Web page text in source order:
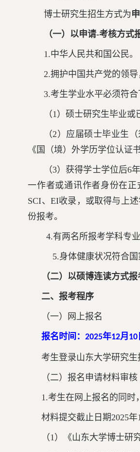
博士研究生招生方式为
（一）以申请-考核方式
1.中华人民共和国公民。
2.拥护中国共产党的领
3.考生学业水平必须符合
（1）硕士研究生毕业或
（2）应届硕士毕业生
《国（境）外学历学位认证
（3）获得学士学位后6
一作者或通讯作者身份在正
SCI、EI收录，或取得与上
份报考。
4.有两名所报考学科专
5.身体健康状况符合国
（二）以硕博连读方式
二、报考程序
（一）网上报名
报名时间：2025年12月 10
考生登录山东大学研究
（二）报名申请材料审核
1.考生在网上报名的同时
材料提交截止日期2025年
（1）《山东大学博士